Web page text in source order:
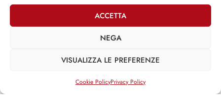
ACCETTA
NEGA
VISUALIZZA LE PREFERENZE
Cookie PolicyPrivacy Policy
»XII LEGISLATURA
»XIII LEGISLATURA
XIV LEGISLATURA